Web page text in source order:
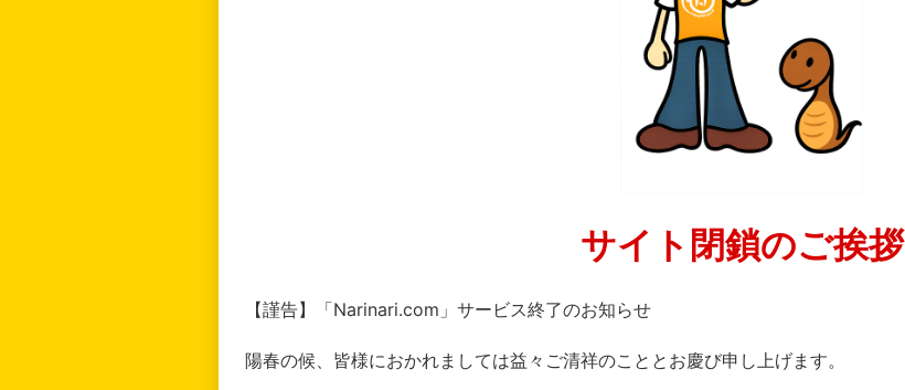
サイト閉鎖のご挨拶
【謹告】「Narinari.com」サービス終了のお知らせ
陽春の候、皆様におかれましては益々ご清祥のこととお慶び申し上げます。